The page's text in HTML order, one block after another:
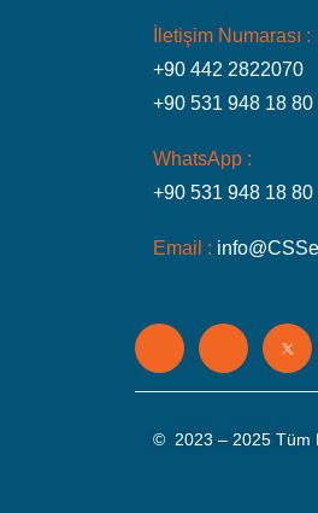
İletişim Numarası :
+90 442 2822070
+90 531 948 18 80
WhatsApp :
+90 531 948 18 80
Email :
© 2023 – 2025 Tüm